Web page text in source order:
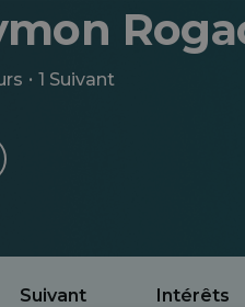
· 1 Suivant
Suivant Intérêts